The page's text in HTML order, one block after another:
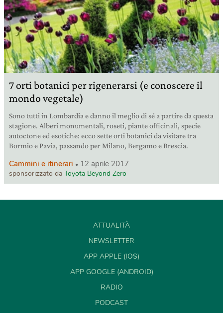
7 orti botanici per rigenerarsi (e conoscere il
mondo vegetale)
Sono tutti in Lombardia e danno il meglio di sé a partire da questa
stagione. Alberi monumentali, roseti, piante officinali, specie
autoctone ed esotiche: ecco sette orti botanici da visitare tra
Bormio e Pavia, passando per Milano, Bergamo e Brescia.
Cammini e itinerari 12 aprile 2017
sponsorizzato da Toyota Beyond Zero
ATTUALITÀ
NEWSLETTER
APP APPLE (IOS)
APP GOOGLE (ANDROID)
RADIO
PODCAST